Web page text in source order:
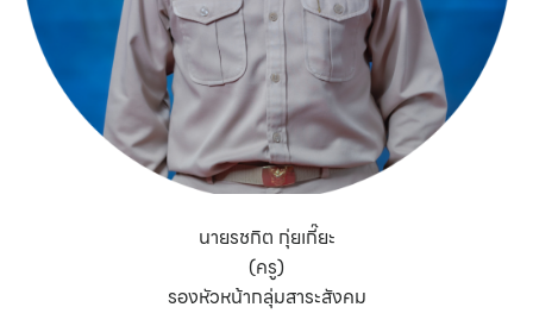
นายรชกิต กุ่ยเกี๊ยะ
(ครู)
รองหัวหน้ากลุ่มสาระสังคม